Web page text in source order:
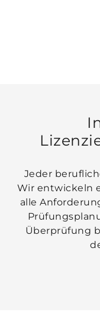
Jeder
Wir entwickeln
alle
Überprüfung